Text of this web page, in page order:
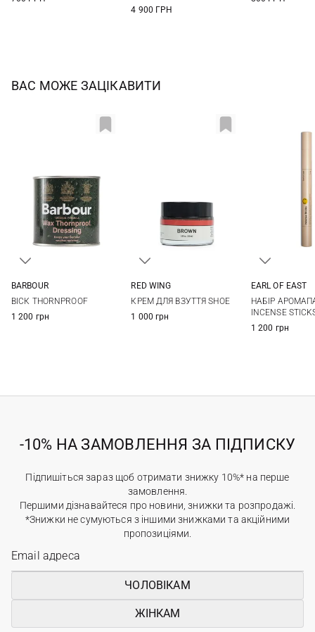
4 900 ГРН
ВАС МОЖЕ ЗАЦІКАВИТИ
BARBOUR
ВІСК THORNPROOF
1 200 грн
RED WING
КРЕМ ДЛЯ ВЗУТТЯ SHOE
1 000 грн
EARL OF EAST
НАБІР
INCENSE
1 200 грн
-10% НА ЗАМОВЛЕННЯ ЗА ПІДПИСКУ
Підпишіться зараз щоб отримати знижку 10%* на перше
замовлення.
Першими дізнавайтеся про новини, знижки та розпродажі.
*Знижки не сумуються з іншими знижками та акційними
пропозиціями.
ЧОЛОВІКАМ
ЖІНКАМ